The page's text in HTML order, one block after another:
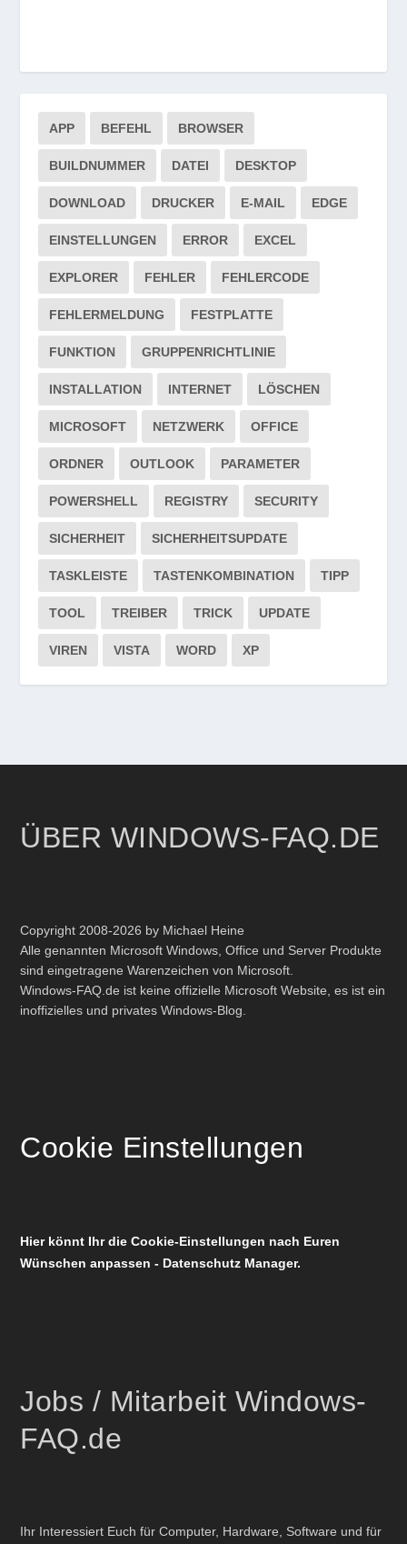
APP BEFEHL BROWSER
BUILDNUMMER DATEI DESKTOP
DOWNLOAD DRUCKER E-MAIL EDGE
EINSTELLUNGEN ERROR EXCEL
EXPLORER FEHLER FEHLERCODE
FEHLERMELDUNG FESTPLATTE
FUNKTION GRUPPENRICHTLINIE
INSTALLATION INTERNET LÖSCHEN
MICROSOFT NETZWERK OFFICE
ORDNER OUTLOOK PARAMETER
POWERSHELL REGISTRY SECURITY
SICHERHEIT SICHERHEITSUPDATE
TASKLEISTE TASTENKOMBINATION TIPP
TOOL TREIBER TRICK UPDATE
VIREN VISTA WORD XP
ÜBER WINDOWS-FAQ.DE
Copyright 2008-2026 by Michael Heine
Alle genannten Microsoft Windows, Office und Server Produkte
sind eingetragene Warenzeichen von Microsoft.
Windows-FAQ.de ist keine offizielle Microsoft Website, es ist ein
inoffizielles und privates Windows-Blog.
Cookie Einstellungen
Hier könnt Ihr die Cookie-Einstellungen nach Euren
Wünschen anpassen - Datenschutz Manager.
Jobs / Mitarbeit Windows-
FAQ.de
Ihr Interessiert Euch für Computer, Hardware, Software und für